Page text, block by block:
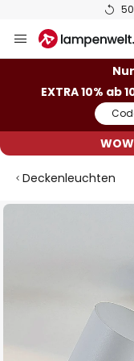
Inhalt
Nur
EXTRA 10% ab
Deckenleuchten
Zum